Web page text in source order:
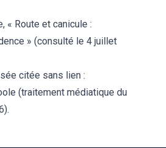
« Route et canicule :
» (consulté le 4 juillet
citée sans lien :
(traitement médiatique du